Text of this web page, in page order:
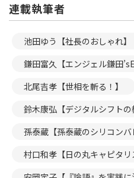
連載執筆者
池田ゆう【社長のおしゃれ】
鎌田富久【エンジェル鎌田
北尾吉孝【世相を斬る！】
鈴木康弘【デジタルシフトの
孫泰蔵【孫泰蔵のシリコンバ
村口和孝【日の丸キャピタリ